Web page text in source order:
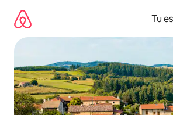
contenido
Tu